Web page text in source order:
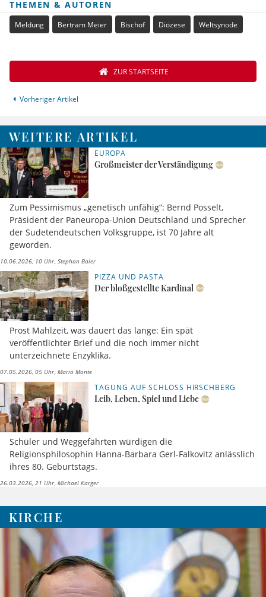
THEMEN & AUTOREN
Meldung Bertram Meier Bischof Diözese Weltsynode
Vorheriger Artikel
ZUR STARTSEITE
WEITERE ARTIKEL
EUROPA
Großmeister der Verständigung
Zum Pessimismus „genetisch unfähig“: Bernd Posselt,
Präsident der Paneuropa-Union Deutschland und Sprecher
der Sudetendeutschen Volksgruppe, ist 70 Jahre alt
geworden.
10.06.2026, 10 Uhr Stephan Baier
PIZZA UND PASTA
Der bloßgestellte Kardinal
Prost Mahlzeit, was dauert das lange: Ein spät
veröffentlichter Brief und die noch immer nicht
unterzeichnete Enzyklika.
07.05.2026, 05 Uhr Mario Monte
TAGUNG AUF SCHLOSS HIRSCHBERG
Leib, Leben, Spiel und Liebe
Schüler und Weggefährten würdigen die
Religionsphilosophin Hanna-Barbara Gerl-Falkovitz anlässlich
ihres 80. Geburtstags.
26.03.2026, 21 Uhr Michael Karger
KIRCHE